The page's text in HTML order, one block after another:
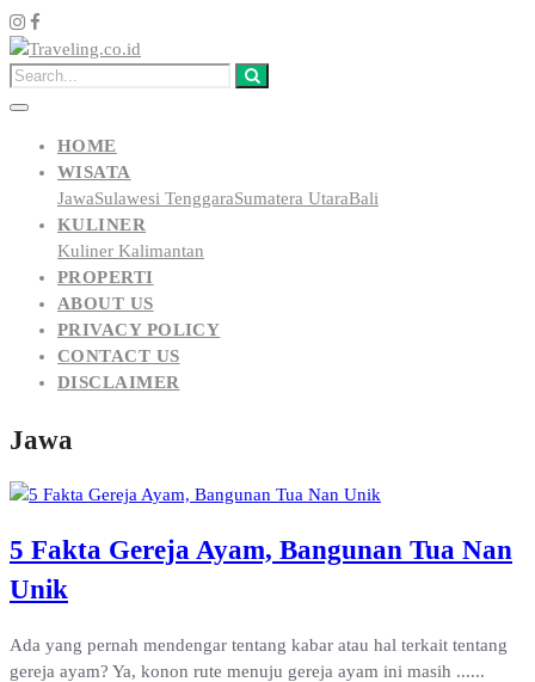
HOME
WISATA
JawaSulawesi TenggaraSumatera UtaraBali
KULINER
Kuliner Kalimantan
PROPERTI
ABOUT US
PRIVACY POLICY
CONTACT US
DISCLAIMER
Jawa
5 Fakta Gereja Ayam, Bangunan Tua Nan
Unik
Ada yang pernah mendengar tentang kabar atau hal terkait tentang
gereja ayam? Ya, konon rute menuju gereja ayam ini masih ......